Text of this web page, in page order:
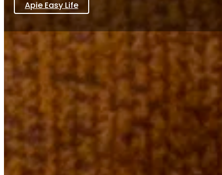
Apie Easy Life